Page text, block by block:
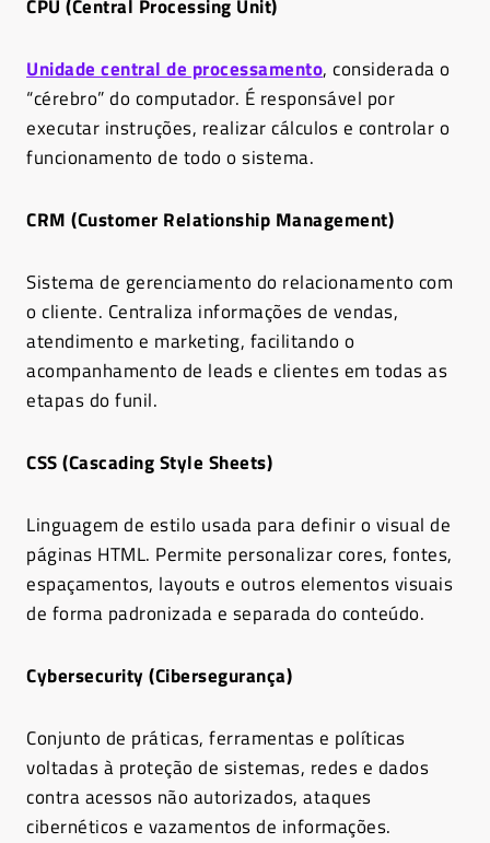
CPU (Central Processing Unit)
Unidade central de processamento, considerada o
“cérebro” do computador. É responsável por
executar instruções, realizar cálculos e controlar o
funcionamento de todo o sistema.
CRM (Customer Relationship Management)
Sistema de gerenciamento do relacionamento com
o cliente. Centraliza informações de vendas,
atendimento e marketing, facilitando o
acompanhamento de leads e clientes em todas as
etapas do funil.
CSS (Cascading Style Sheets)
Linguagem de estilo usada para definir o visual de
páginas HTML. Permite personalizar cores, fontes,
espaçamentos, layouts e outros elementos visuais
de forma padronizada e separada do conteúdo.
Cybersecurity (Cibersegurança)
Conjunto de práticas, ferramentas e políticas
voltadas à proteção de sistemas, redes e dados
contra acessos não autorizados, ataques
cibernéticos e vazamentos de informações.